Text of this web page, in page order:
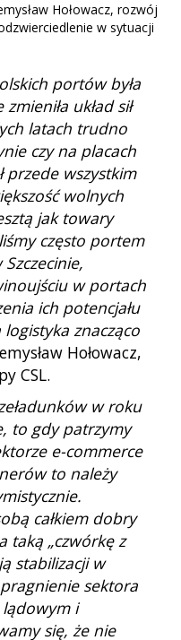
Hołowacz, rozwój
w sytuacji
portów była
układ sił
latach trudno
czy na placach
przede wszystkim
wolnych
jak towary
często portem
w portach
ich potencjału
znacząco
Hołowacz,
CSL.
w roku
to gdy patrzymy
e-commerce
to należy
całkiem dobry
taką „czwórkę z
stabilizacji w
sektora
i
się, że nie